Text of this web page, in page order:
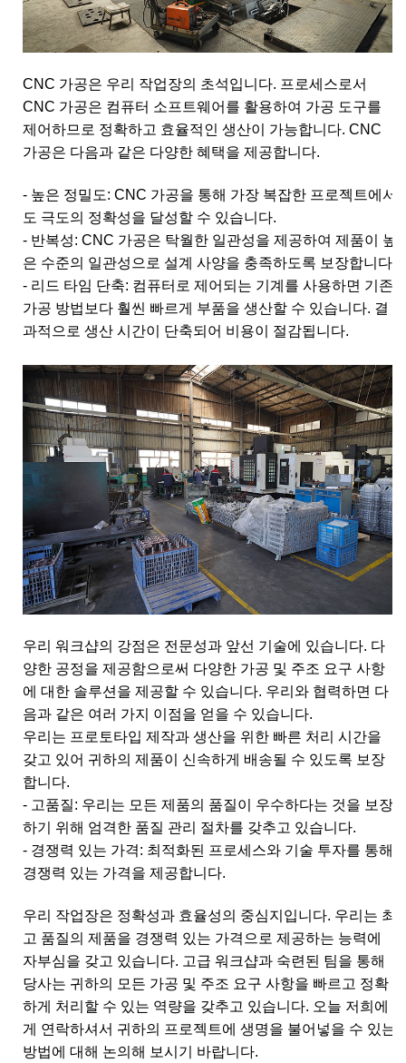
CNC 가공은 우리 작업장의 초석입니다. 프로세스로서
CNC 가공은 컴퓨터 소프트웨어를 활용하여 가공 도구를
제어하므로 정확하고 효율적인 생산이 가능합니다. CNC
가공은 다음과 같은 다양한 혜택을 제공합니다.
- 높은 정밀도: CNC 가공을 통해 가장 복잡한 프로젝트에서
도 극도의 정확성을 달성할 수 있습니다.
- 반복성: CNC 가공은 탁월한 일관성을 제공하여 제품이 높
은 수준의 일관성으로 설계 사양을 충족하도록 보장합니다.
- 리드 타임 단축: 컴퓨터로 제어되는 기계를 사용하면 기존
가공 방법보다 훨씬 빠르게 부품을 생산할 수 있습니다. 결
과적으로 생산 시간이 단축되어 비용이 절감됩니다.
우리 워크샵의 강점은 전문성과 앞선 기술에 있습니다. 다
양한 공정을 제공함으로써 다양한 가공 및 주조 요구 사항
에 대한 솔루션을 제공할 수 있습니다. 우리와 협력하면 다
음과 같은 여러 가지 이점을 얻을 수 있습니다.
우리는 프로토타입 제작과 생산을 위한 빠른 처리 시간을
갖고 있어 귀하의 제품이 신속하게 배송될 수 있도록 보장
합니다.
- 고품질: 우리는 모든 제품의 품질이 우수하다는 것을 보장
하기 위해 엄격한 품질 관리 절차를 갖추고 있습니다.
- 경쟁력 있는 가격: 최적화된 프로세스와 기술 투자를 통해
경쟁력 있는 가격을 제공합니다.
우리 작업장은 정확성과 효율성의 중심지입니다. 우리는 최
고 품질의 제품을 경쟁력 있는 가격으로 제공하는 능력에
자부심을 갖고 있습니다. 고급 워크샵과 숙련된 팀을 통해
당사는 귀하의 모든 가공 및 주조 요구 사항을 빠르고 정확
하게 처리할 수 있는 역량을 갖추고 있습니다. 오늘 저희에
게 연락하셔서 귀하의 프로젝트에 생명을 불어넣을 수 있는
방법에 대해 논의해 보시기 바랍니다.